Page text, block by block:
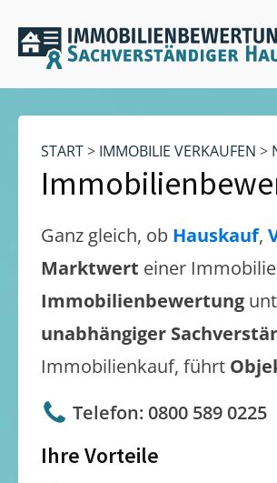
START> IMMOBILIE VERKAUFEN >
Ganz gleich, ob Hauskauf,
Marktwert einer
Immobilienbewertung
unabhängiger
Immobilienkauf, führt
Telefon: 0800 589 0225
Ihre Vorteile